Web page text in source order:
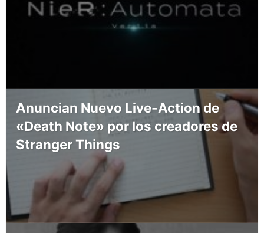
Anuncian Nuevo Live-Action de
«Death Note» por los creadores de
Stranger Things